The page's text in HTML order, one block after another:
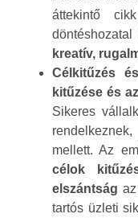
áttekintő
kreatív,
Célkitűzés
kitűzése és
Sikeres
mellett. Az
célok
elszántság
tartós üzleti